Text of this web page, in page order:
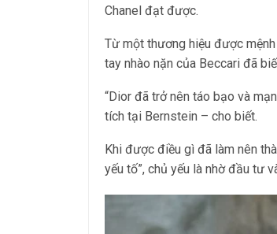
Chanel đạt được.
Từ một thương hiệu được
tay nhào nặn của Beccari đã
“Dior đã trở nên táo bạo và
tích tại Bernstein – cho biết.
Khi được điều gì đã làm nên
yếu tố”, chủ yếu là nhờ đầu tư